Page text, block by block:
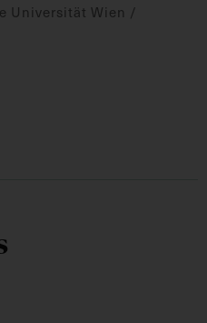
Universität Wien /